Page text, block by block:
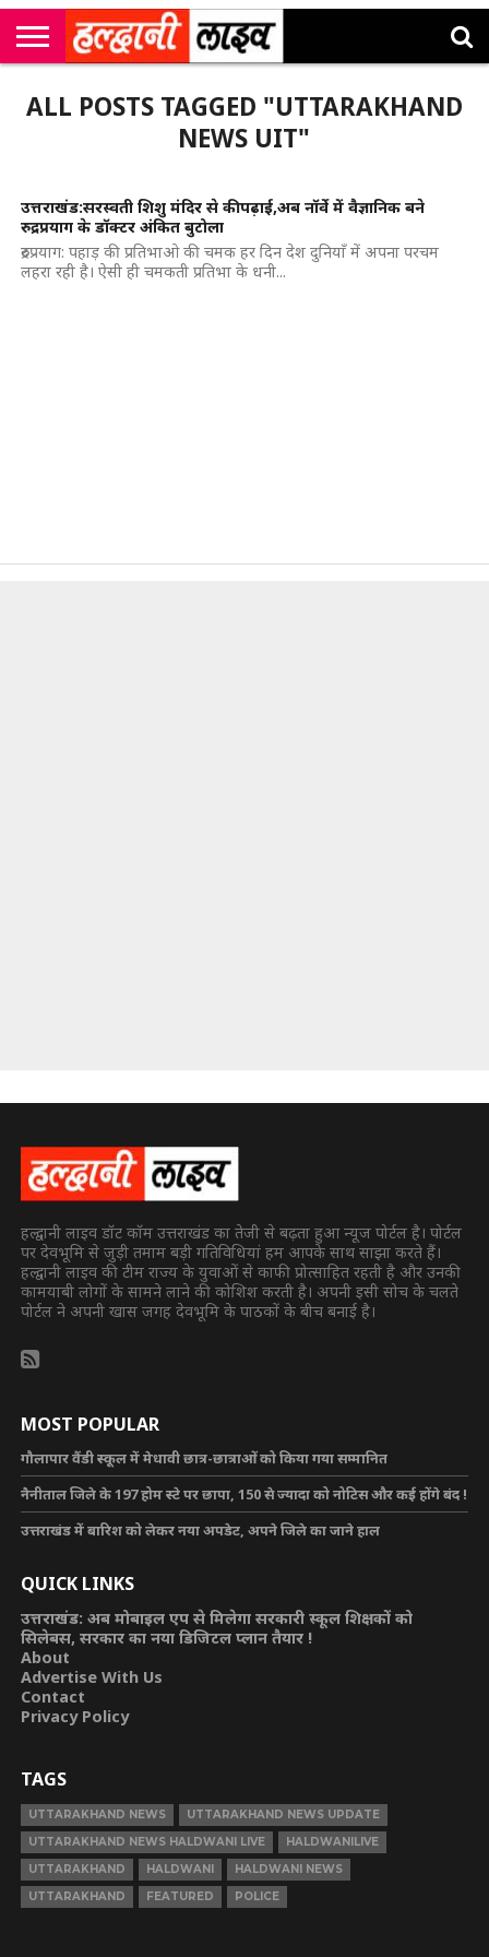
सी
एम
कॉर्नर
उत्तराखंड
न्यूज़
खेल
मनोरंजन
सम्पादकीय
जॉब
अलर्ट्स
ALL POSTS TAGGED "UTTARAKHAND
NEWS UIT"
उत्तराखंड:सरस्वती शिशु मंदिर से की पढ़ाई,अब नॉर्वे में वैज्ञानिक बने
रुद्रप्रयाग के डॉक्टर अंकित बुटोला
रुद्रप्रयाग: पहाड़ की प्रतिभाओ की चमक हर दिन देश दुनियाँ में अपना परचम
लहरा रही है। ऐसी ही चमकती प्रतिभा के धनी...
हल्द्वानी लाइव डॉट कॉम उत्तराखंड का तेजी से बढ़ता हुआ न्यूज पोर्टल है। पोर्टल
पर देवभूमि से जुड़ी तमाम बड़ी गतिविधियां हम आपके साथ साझा करते हैं।
हल्द्वानी लाइव की टीम राज्य के युवाओं से काफी प्रोत्साहित रहती है और उनकी
कामयाबी लोगों के सामने लाने की कोशिश करती है। अपनी इसी सोच के चलते
पोर्टल ने अपनी खास जगह देवभूमि के पाठकों के बीच बनाई है।
MOST POPULAR
गौलापार वैंडी स्कूल में मेधावी छात्र-छात्राओं को किया गया सम्मानित
नैनीताल जिले के 197 होम स्टे पर छापा, 150 से ज्यादा को नोटिस और कई होंगे बंद !
उत्तराखंड में बारिश को लेकर नया अपडेट, अपने जिले का जाने हाल
QUICK LINKS
उत्तराखंड: अब मोबाइल एप से मिलेगा सरकारी स्कूल शिक्षकों को
सिलेबस, सरकार का नया डिजिटल प्लान तैयार !
About
Advertise With Us
Contact
Privacy Policy
TAGS
UTTARAKHAND NEWS
UTTARAKHAND NEWS UPDATE
UTTARAKHAND NEWS HALDWANI LIVE
HALDWANILIVE
UTTARAKHAND
HALDWANI
HALDWANI NEWS
UTTARAKHAND
FEATURED POLICE